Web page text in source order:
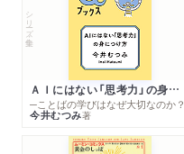
シリーズ・全集
ＡＩにはない「思考力」の身につけ方
─ことばの学びはなぜ大切なのか？
今井むつみ著